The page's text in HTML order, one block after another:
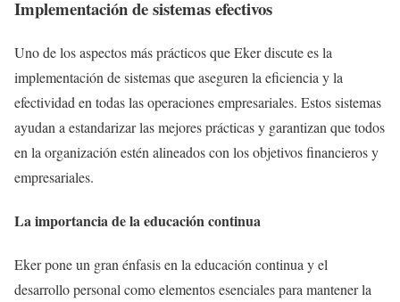
Implementación de sistemas efectivos
Uno de los aspectos más prácticos que Eker discute es la
implementación de sistemas que aseguren la eficiencia y la
efectividad en todas las operaciones empresariales. Estos sistemas
ayudan a estandarizar las mejores prácticas y garantizan que todos
en la organización estén alineados con los objetivos financieros y
empresariales.
La importancia de la educación continua
Eker pone un gran énfasis en la educación continua y el
desarrollo personal como elementos esenciales para mantener la